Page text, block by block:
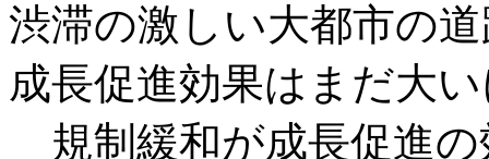
渋滞の激しい大都市の
成長促進効果はまだ大
規制緩和が成長促進